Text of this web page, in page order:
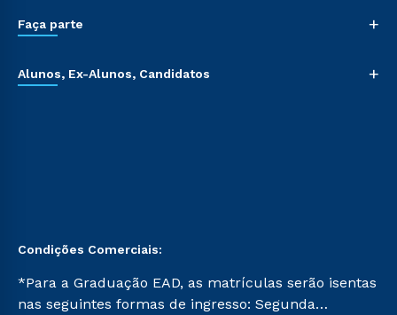
Faça parte +
Alunos, Ex-Alunos, Candidatos +
Condições Comerciais:
*Para a Graduação EAD, as matrículas serão isentas
nas seguintes formas de ingresso: Segunda